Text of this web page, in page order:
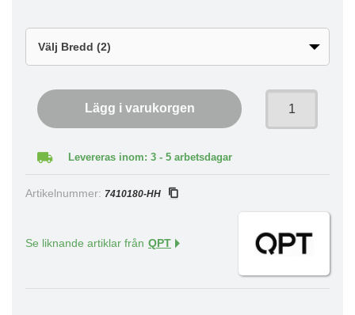
Lägg i varukorgen
Levereras inom: 3 - 5 arbetsdagar
Artikelnummer: 7410180-HH
Se liknande artiklar från QPT